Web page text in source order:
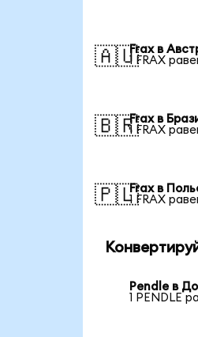
🇦🇺Frax в
1 FRAX
🇧🇷Frax в
1 FRAX
🇵🇱Frax в
1 FRAX
Pendle в
1 PENDLE